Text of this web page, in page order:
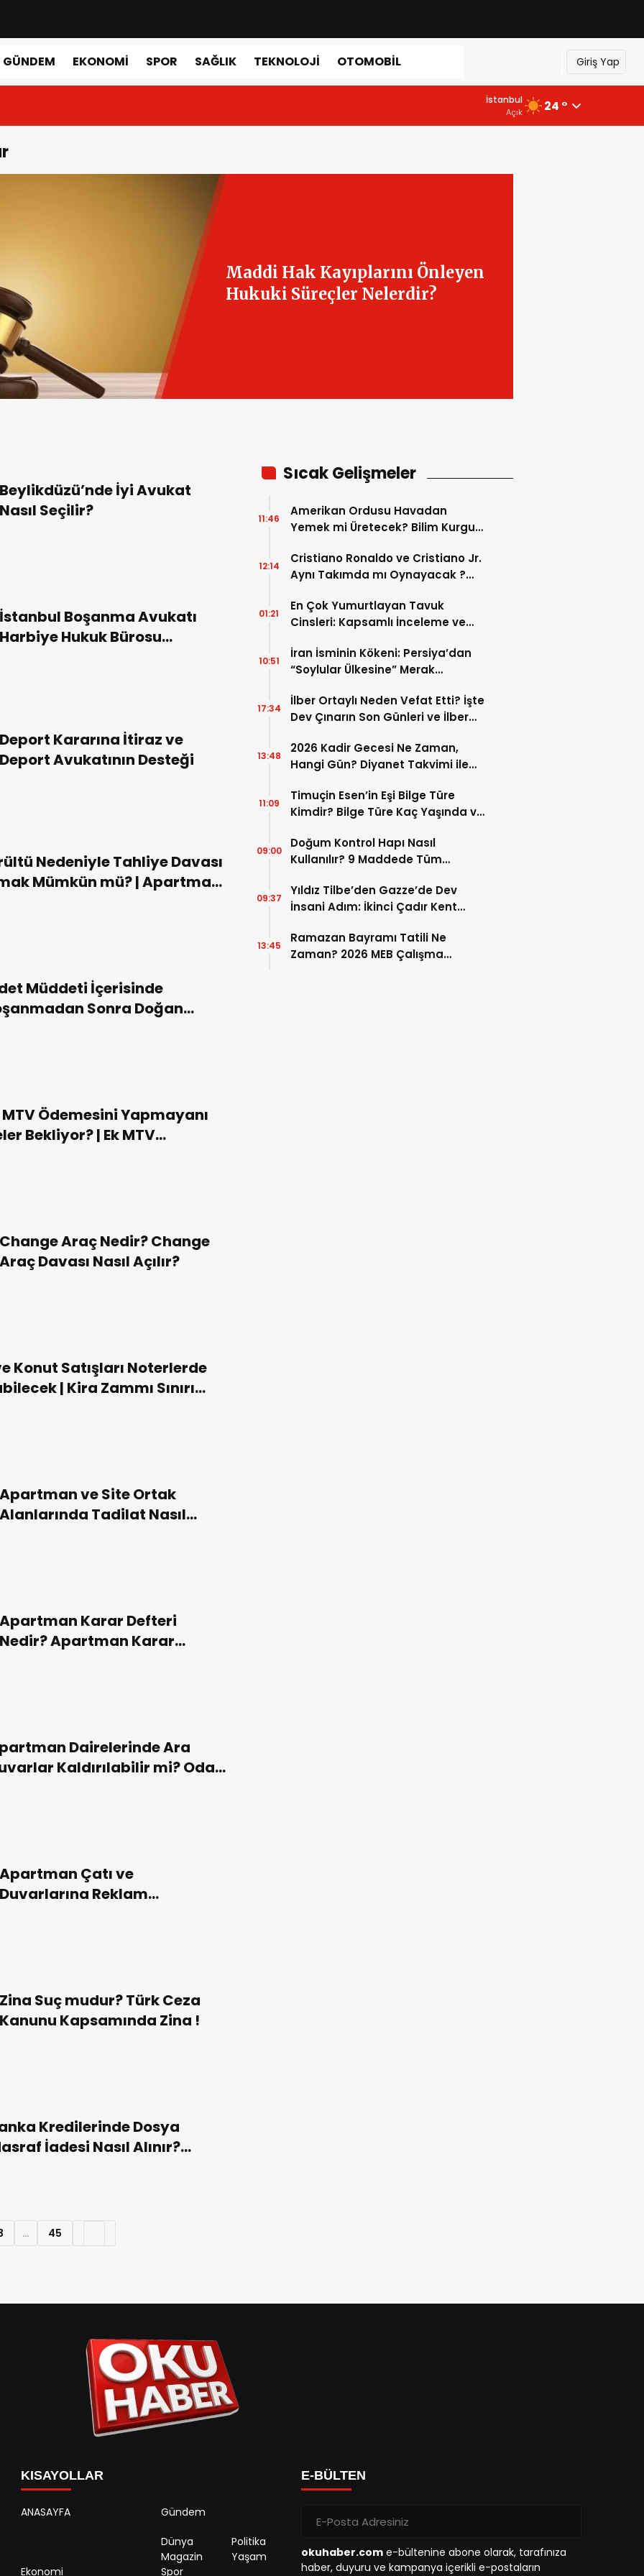
GÜNDEM EKONOMI SPOR SAĞLIK TEKNOLOJI OTOMOBIL Giriş Yap
İstanbul
Açık 24 °
Maddi Hak Kayıplarını Önleyen
Hukuki Süreçler Nelerdir?
Beylikdüzü’nde İyi Avukat
Nasıl Seçilir?
İstanbul Boşanma Avukatı
Harbiye Hukuk Bürosu
Deport Kararına İtiraz ve
Deport Avukatının Desteği
Nedeniyle Tahliye Davası
Mümkün mü? | Apartman
Müddeti İçerisinde
Sonra Doğan
MTV Ödemesini Yapmayanı
Bekliyor? | Ek MTV
Change Araç Nedir? Change
Araç Davası Nasıl Açılır?
Konut Satışları Noterlerde
| Kira Zammı Sınırı
Apartman ve Site Ortak
Alanlarında Tadilat Nasıl
Apartman Karar Defteri
Nedir? Apartman Karar
Dairelerinde Ara
Kaldırılabilir mi? Oda
Apartman Çatı ve
Duvarlarına Reklam
Zina Suç mudur? Türk Ceza
Kanunu Kapsamında Zina !
Kredilerinde Dosya
İadesi Nasıl Alınır?
… 45
Sıcak Gelişmeler
Amerikan Ordusu Havadan
Yemek mi Üretecek? Bilim Kurgu
11:46
Cristiano Ronaldo ve Cristiano Jr.
Aynı Takımda mı Oynayacak ?
Dönemimi Başlıyor ?
12:14
En Çok Yumurtlayan Tavuk
Cinsleri: Kapsamlı İnceleme ve
01:21
İran İsminin Kökeni: Persiya’dan
“Soylular Ülkesine” Merak
10:51
İlber Ortaylı Neden Vefat Etti? İşte
Dev Çınarın Son Günleri ve İlber
17:34
2026 Kadir Gecesi Ne Zaman,
Hangi Gün? Diyanet Takvimi ile
13:48
Timuçin Esen’in Eşi Bilge Türe
Kimdir? Bilge Türe Kaç Yaşında ve
Fotoğrafları
11:09
Doğum Kontrol Hapı Nasıl
Kullanılır? 9 Maddede Tüm
09:00
Yıldız Tilbe’den Gazze’de Dev
İnsani Adım: İkinci Çadır Kent
09:37
Ramazan Bayramı Tatili Ne
Zaman? 2026 MEB Çalışma
13:45
KISAYOLLAR
ANASAYFA Gündem
Dünya
Politika
Magazin
Yaşam
Ekonomi
Spor
E-BÜLTEN
okuhaber.com e-bültenine abone olarak, tarafınıza
haber, duyuru ve kampanya içerikli e-postaların